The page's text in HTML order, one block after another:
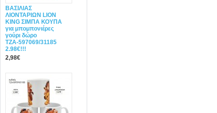
ΒΑΣΙΛΙΑΣ
ΛΙΟΝΤΑΡΙΩΝ LION
KING ΣΙΜΠΑ ΚΟΥΠΑ
για μπομπονιέρες
γούρι δώρο
ΤΖΑ-597069/31185
2.98€!!!
2,98€